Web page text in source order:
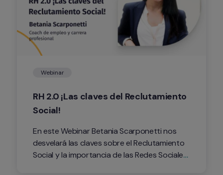
Webinar
RH 2.0 ¡Las claves del Reclutamiento
Social!
En este Webinar Betania Scarponetti nos
desvelará las claves sobre el Reclutamiento
Social y la importancia de las Redes Sociales